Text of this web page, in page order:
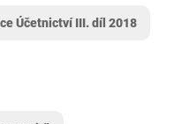
Účetnictví III. díl 2018